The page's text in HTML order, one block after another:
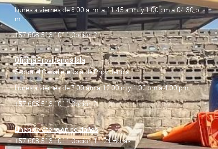
Lunes a viernes de 8:00 a. m. a 11:45 a. m. y 1:00 pm a 04:30 p.
m.
+57 608 513 1011 Opción 2
Oficina Providencia Isla
Sector el Caballete, Isla de Providencia
Lunes a viernes de 7:00 am a 12:00 m y 1:00 pm a 4:00 pm
+57 608 513 1011 Opción 2
Línea de atención de daños
+57 608 513 1011 Opción 1– 24 Horas